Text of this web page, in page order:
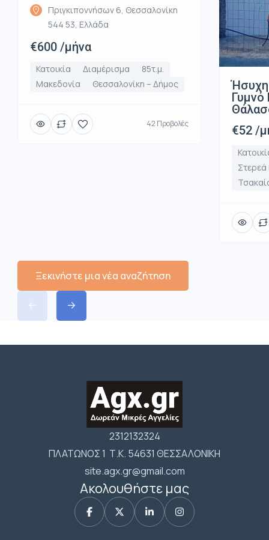
Πριγκιποννήσων 6, Θεσσαλονίκη
544 53, Ελλάδα
€600 /μήνα
Κατοικία Διαμέρισμα
85τ.μ.
Μακεδονία
Θεσσαλονίκη – Δήμος
42 Προβολές
Γυμνό
€52 /
Ξεκινήστε μια νέα αναζήτηση
2312132324
ΠΛΑΤΩΝΟΣ 1 Τ.Κ. 54631 ΘΕΣΣΑΛΟΝΙΚΗ
site.agx.gr@gmail.com
Ακολουθήστε μας